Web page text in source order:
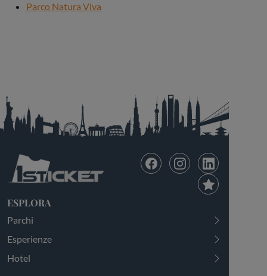
Parco Natura Viva
ESPLORA
Parchi
Esperienze
Hotel